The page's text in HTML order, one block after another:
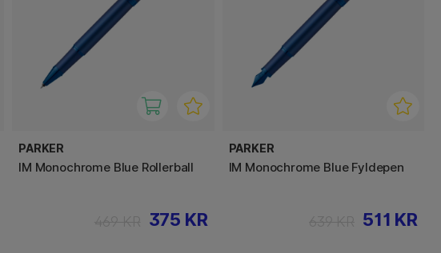
PARKER
IM Monochrome Blue Rollerball
375 KR
PARKER
IM Monochrome Blue Fyldepen
511 KR